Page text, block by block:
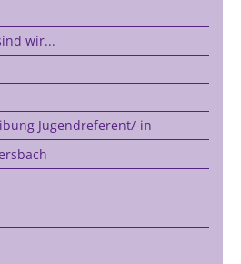
wir...
Jugendreferent/-in